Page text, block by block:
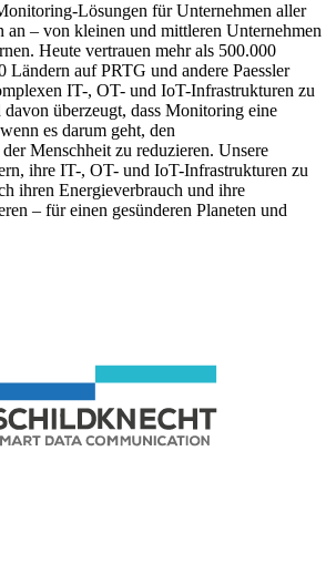
Lösungen für Unternehmen aller
an – von kleinen und mittleren Unternehmen
Heute vertrauen mehr als 500.000
Ländern auf PRTG und andere Paessler
IT-, OT- und IoT-Infrastrukturen zu
überzeugt, dass Monitoring eine
es darum geht, den
Menschheit zu reduzieren. Unsere
ihre IT-, OT- und IoT-Infrastrukturen zu
ihren Energieverbrauch und ihre
– für einen gesünderen Planeten und